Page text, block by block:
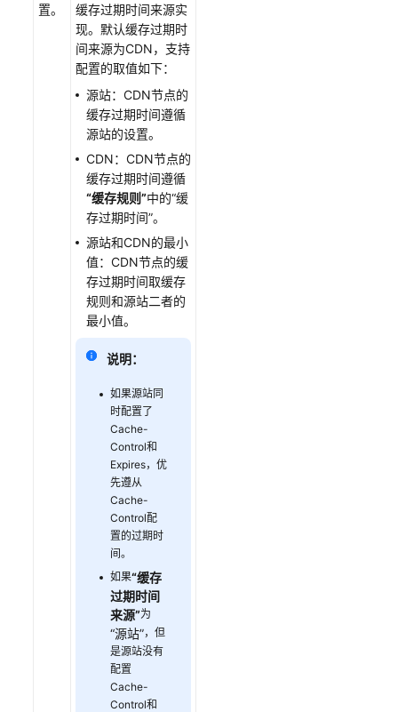
CDN
置。
缓存过期时间来源实
现。默认缓存过期时
间来源为CDN，支持
配置的取值如下：
源站：CDN节点的
缓存过期时间遵循
源站的设置。
CDN：CDN节点的
缓存过期时间遵循
“缓存规则”中的“缓
存过期时间”。
源站和CDN的最小
值：CDN节点的缓
存过期时间取缓存
规则和源站二者的
最小值。
说明：
如果源站同
时配置了
Cache-
Control和
Expires，优
先遵从
Cache-
Control配
置的过期时
间。
如果“缓存
过期时间
来源”为
“源站”，但
是源站没有
配置
Cache-
Control和